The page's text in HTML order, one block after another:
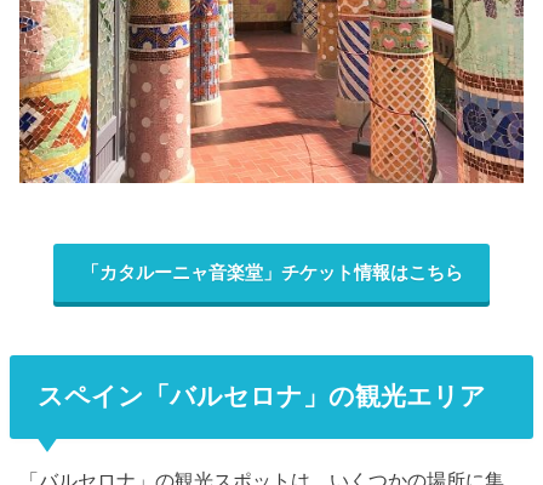
「カタルーニャ音楽堂」チケット情報はこちら
スペイン「バルセロナ」の観光エリア
「バルセロナ」の観光スポットは、いくつかの場所に集